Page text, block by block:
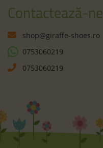
Contactează-ne
shop@giraffe-shoes.ro
0753060219
0753060219